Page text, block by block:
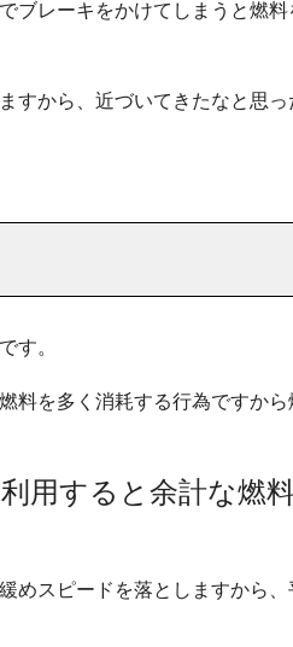
ブレーキをかけてしまうと燃料
すから、近づいてきたなと思
す。
料を多く消耗する行為ですか
用すると余計な燃
めスピードを落としますから